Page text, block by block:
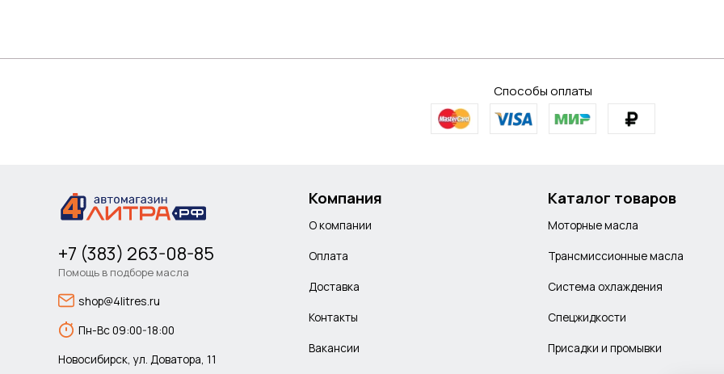
Способы оплаты
+7 (383) 263-08-85
Помощь в подборе масла
shop@4litres.ru
Пн-Вс 09:00-18:00
Новосибирск, ул. Доватора, 11
Компания
О компании
Оплата
Доставка
Контакты
Вакансии
Каталог товаров
Моторные масла
Трансмиссионные масла
Система охлаждения
Спецжидкости
Присадки и промывки